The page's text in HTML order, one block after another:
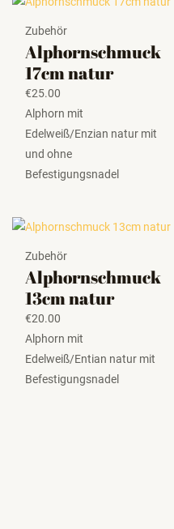
Zubehör
Alphornschmuck
17cm natur
€25.00
Alphorn mit
Edelweiß/Enzian natur mit
und ohne
Befestigungsnadel
Zubehör
Alphornschmuck
13cm natur
€20.00
Alphorn mit
Edelweiß/Entian natur mit
Befestigungsnadel